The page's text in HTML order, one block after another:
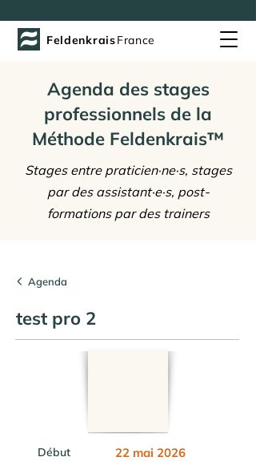
FeldenkraisFrance
Agenda des stages
professionnels de la
Méthode Feldenkrais™
Stages entre praticien·ne·s, stages
par des assistant·e·s, post-
formations par des trainers
Agenda
test pro 2
Début 22 mai 2026